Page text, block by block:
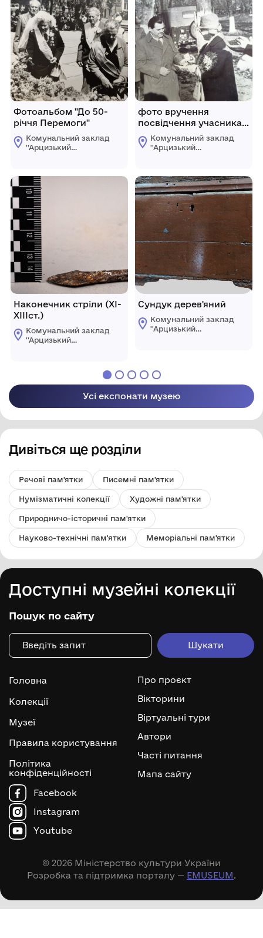
Фотоальбом "До 50-
річчя Перемоги"
Комунальний заклад
''Арцизький
Арцизької міської
ради
Наконечник стріли (ХІ-
ХІІІст.)
Комунальний заклад
''Арцизький
фото вручення
посвідчення учасника
партизанського руху
Комунальний заклад
''Арцизький
Арцизької міської
ради
Сундук дерев'яний
Комунальний заклад
''Арцизький
Усі експонати музею
Дивіться ще розділи
Речові пам'ятки Писемні пам'ятки
Нумізматичні колекції Художні пам'ятки
Природничо-історичні пам'ятки
Науково-технічні пам'ятки Меморіальні пам'ятки
Доступні музейні колекції
Пошук по сайту
Головна
Колекції
Музеї
Правила користування
Політика
конфіденційності
Про проєкт
Вікторини
Віртуальні тури
Автори
Часті питання
Мапа сайту
Facebook
Instagram
Youtube
© 2026 Міністерство культури України
Розробка та підтримка порталу — EMUSEUM.